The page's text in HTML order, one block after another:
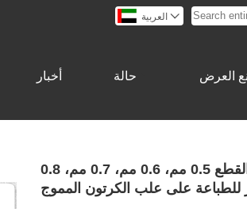
العربية 
أخبار حالة العرض
شريط مصفوفة تجعيد عالية الدقة، قاعدة تجعيد القطع 0.5 مم، 0.6 مم، 0.7 مم، 0.8
على علب الكرتون المموج